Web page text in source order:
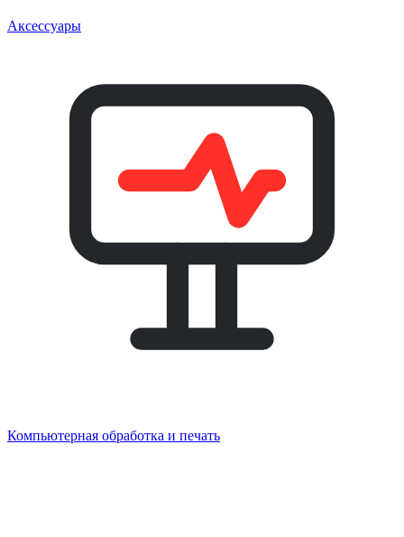
Аксессуары
Компьютерная обработка и печать